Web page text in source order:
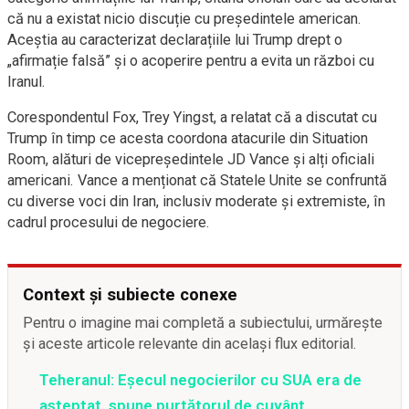
că nu a existat nicio discuție cu președintele american.
Aceștia au caracterizat declarațiile lui Trump drept o
„afirmație falsă” și o acoperire pentru a evita un război cu
Iranul.
Corespondentul Fox, Trey Yingst, a relatat că a discutat cu
Trump în timp ce acesta coordona atacurile din Situation
Room, alături de vicepreședintele JD Vance și alți oficiali
americani. Vance a menționat că Statele Unite se confruntă
cu diverse voci din Iran, inclusiv moderate și extremiste, în
cadrul procesului de negociere.
Context și subiecte conexe
Pentru o imagine mai completă a subiectului, urmărește
și aceste articole relevante din același flux editorial.
Teheranul: Eșecul negocierilor cu SUA era de
așteptat, spune purtătorul de cuvânt